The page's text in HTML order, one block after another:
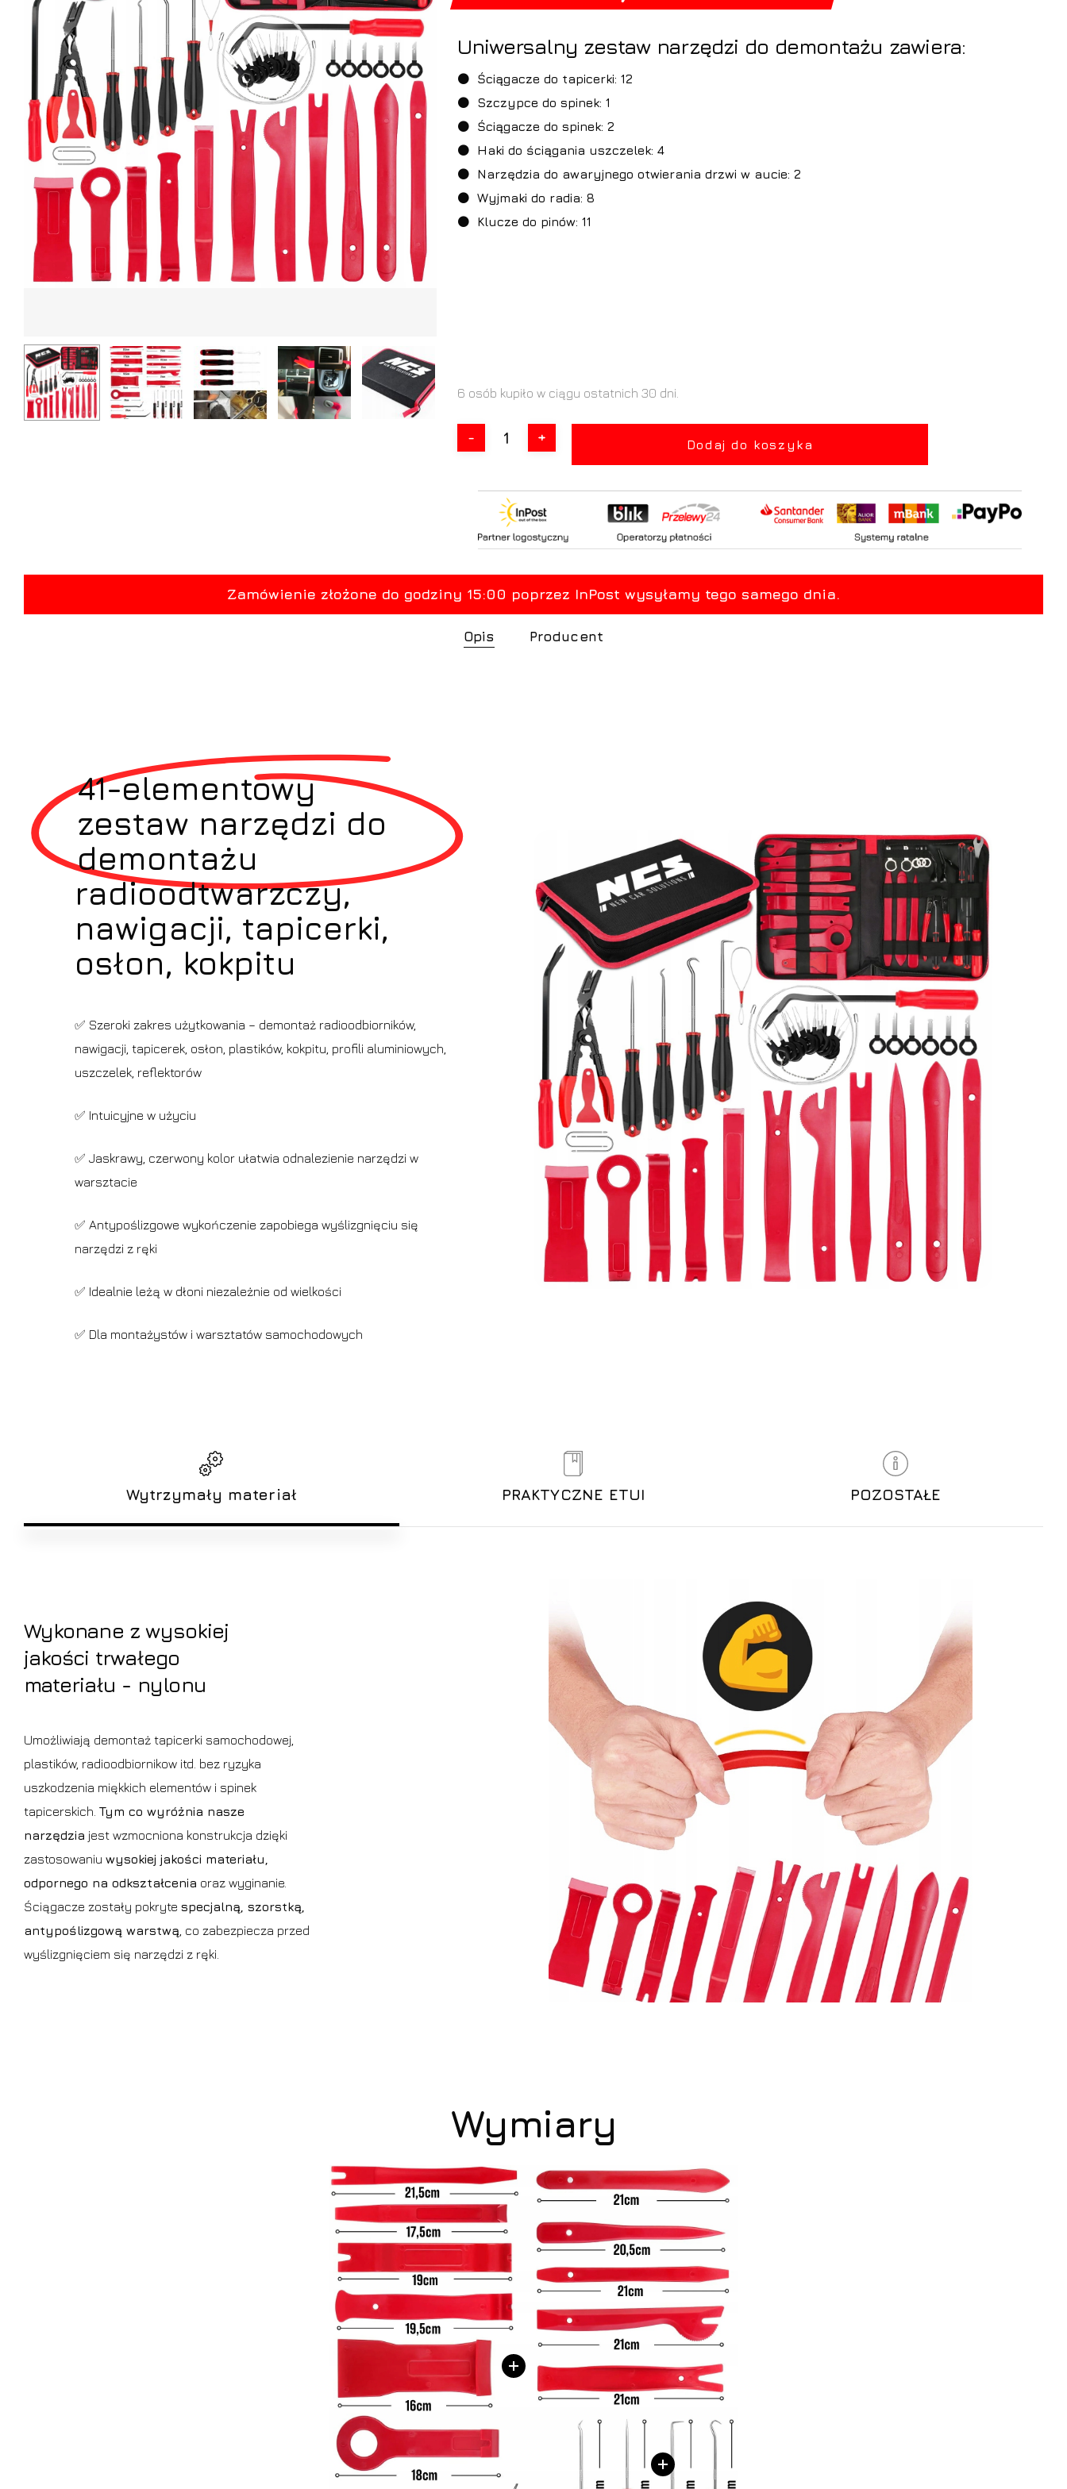
Uniwersalny zestaw narzędzi do demontażu zawiera:
⚫
Ściągacze do tapicerki: 12
⚫
Szczypce do spinek: 1
⚫
Ściągacze do spinek: 2
⚫
Haki do ściągania uszczelek: 4
⚫
Narzędzia do awaryjnego otwierania drzwi w aucie: 2
⚫ Wyjmaki do radia: 8
⚫
Klucze do pinów: 11
6 osób kupiło w ciągu ostatnich 30 dni.
Dodaj do koszyka
Opis Producent
41-elementowy
zestaw narzędzi do
demontażu
radioodtwarzczy,
nawigacji, tapicerki,
osłon, kokpitu
✅ Szeroki zakres użytkowania – demontaż radioodbiorników,
nawigacji, tapicerek, osłon, plastików, kokpitu, profili aluminiowych,
uszczelek, reflektorów
✅ Intuicyjne w użyciu
✅ Jaskrawy, czerwony kolor ułatwia odnalezienie narzędzi w
warsztacie
✅ Antypoślizgowe wykończenie zapobiega wyślizgnięciu się
narzędzi z ręki
✅ Idealnie leżą w dłoni niezależnie od wielkości
✅ Dla montażystów i warsztatów samochodowych
Wytrzymały materiał PRAKTYCZNE ETUI POZOSTAŁE
Wykonane z wysokiej
jakości trwałego
materiału - nylonu
Umożliwiają demontaż tapicerki samochodowej,
plastików, radioodbiornikow itd. bez ryzyka
uszkodzenia miękkich elementów i spinek
tapicerskich. Tym co wyróżnia nasze
narzędzia jest wzmocniona konstrukcja dzięki
zastosowaniu wysokiej jakości materiału,
odpornego na odkształcenia oraz wyginanie.
Ściągacze zostały pokryte specjalną, szorstką,
antypoślizgową warstwą , co zabezpiecza przed
wyślizgnięciem się narzędzi z ręki.
Wymiary